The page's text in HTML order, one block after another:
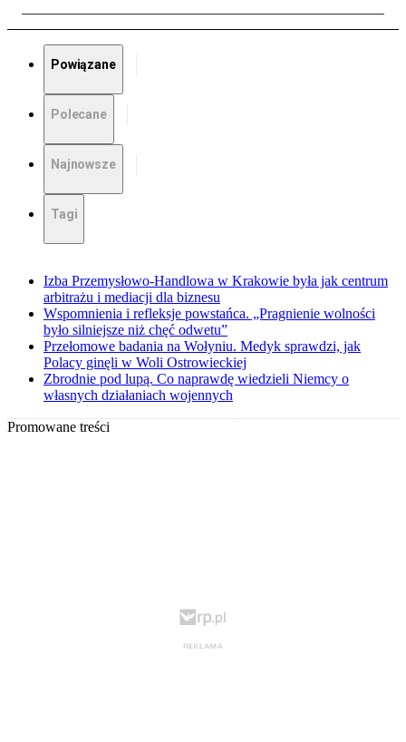
Powiązane
Polecane
Najnowsze
Tagi
Izba Przemysłowo-Handlowa w Krakowie była jak centrum
arbitrażu i mediacji dla biznesu
Wspomnienia i refleksje powstańca. „Pragnienie wolności
było silniejsze niż chęć odwetu”
Przełomowe badania na Wołyniu. Medyk sprawdzi, jak
Polacy ginęli w Woli Ostrowieckiej
Zbrodnie pod lupą. Co naprawdę wiedzieli Niemcy o
własnych działaniach wojennych
Promowane treści